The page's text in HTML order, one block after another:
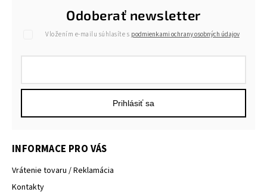
INFORMACE PRO VÁS
Vrátenie tovaru / Reklamácia
Kontakty
Odoberať newsletter
Vložením e-mailu súhlasíte s podmienkami ochrany osobných údajov
Prihlásiť sa